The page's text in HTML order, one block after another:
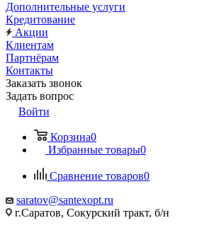
Дополнительные услуги
Кредитование
Акции
Клиентам
Партнёрам
Контакты
Заказать звонок
Задать вопрос
Войти
Корзина0
Избранные товары0
Сравнение товаров0
saratov@santexopt.ru
г.Саратов, Сокурский тракт, б/н